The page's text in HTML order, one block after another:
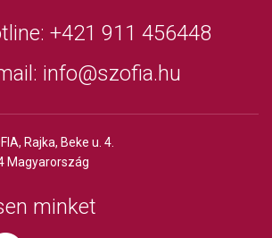
+421 911 456448
info@szofia.hu
Rajka, Beke u. 4.
Magyarország
minket